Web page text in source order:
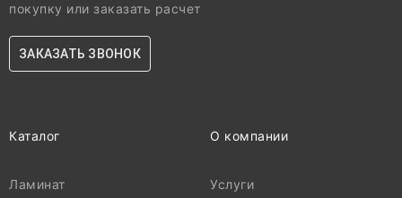
покупку или заказать расчет
ЗАКАЗАТЬ ЗВОНОК
Каталог
Ламинат
О компании
Услуги